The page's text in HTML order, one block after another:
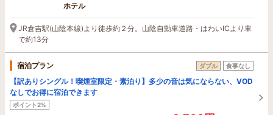
ホテル
JR倉吉駅(山陰本線)より徒歩約２分。山陰自動車道路・はわいICより車
で約13分
宿泊プラン ダブル 食事なし
【訳ありシングル！喫煙室限定・素泊り】多少の音は気にならない、VOD
なしでお得に宿泊できます
ポイント2%